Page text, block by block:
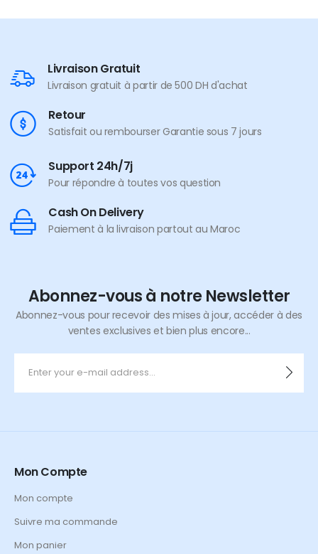
Livraison Gratuit
Livraison gratuit à partir de 500 DH d'achat
Retour
Satisfait ou rembourser Garantie sous 7 jours
Support 24h/7j
Pour répondre à toutes vos question
Cash On Delivery
Paiement à la livraison partout au Maroc
Abonnez-vous à notre Newsletter
Abonnez-vous pour recevoir des mises à jour, accéder à des
ventes exclusives et bien plus encore...
Mon Compte
Mon compte
Suivre ma commande
Mon panier